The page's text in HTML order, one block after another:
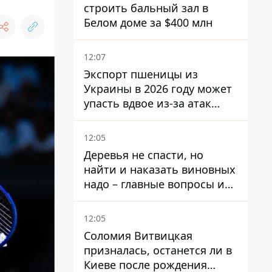
строить бальный зал в
Белом доме за $400 млн
12:07
Экспорт пшеницы из
Украины в 2026 году может
упасть вдвое из-за атак
россиян по портам
12:05
Деревья не спасти, но
найти и наказать виновных
надо – главные вопросы и
выводы из конфликта на
Теремках
12:05
Соломия Витвицкая
призналась, останется ли в
Киеве после рождения